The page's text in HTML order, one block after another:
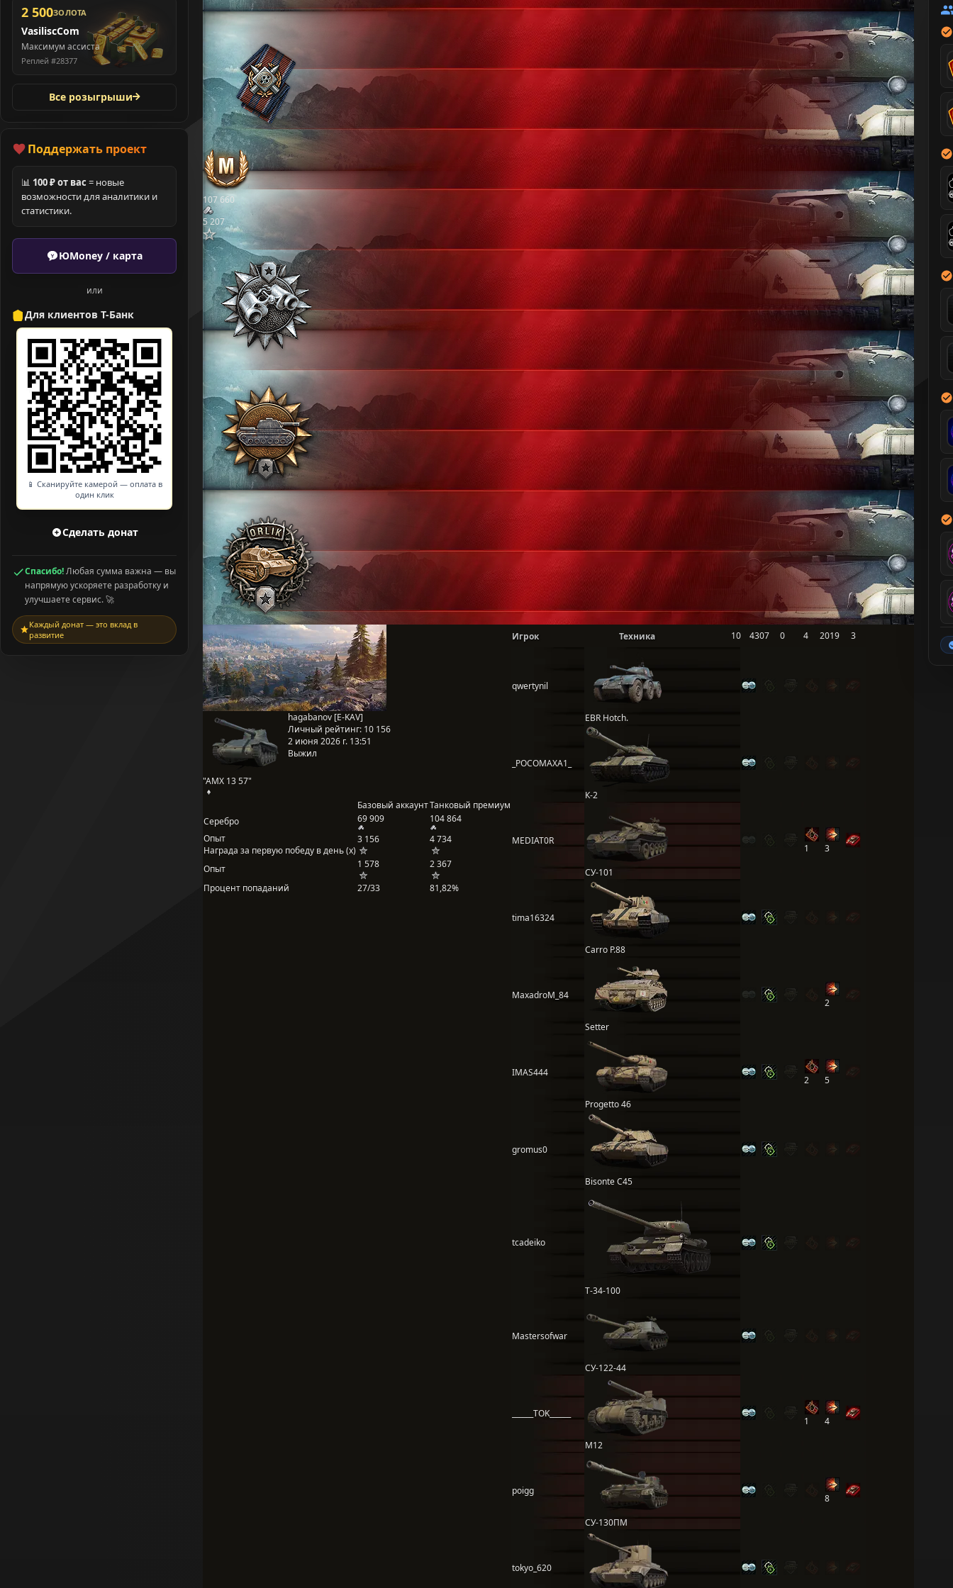
2 500ЗОЛОТА
VasiliscCom
Максимум ассиста
Реплей #28377
Все розыгрыши
Поддержать проект
📊 100 ₽ от вас = новые
возможности для аналитики и
статистики.
ЮMoney / карта
или
Для клиентов Т-Банк
📱 Сканируйте камерой — оплата в
один клик
Сделать донат
Спасибо!Любая сумма важна — вы
напрямую ускоряете разработку и
улучшаете сервис. 🚀
Каждый донат — это вклад в
развитие
107 660
5 207
"AMX 13 57"
hagabanov [E-KAV]
Личный рейтинг: 10 156
2 июня 2026 г. 13:51
Выжил
Базовый аккаунтТанковый премиум
Серебро
69 909
104 864
Опыт
Награда за первую победу в день (x)
3 156 4 734
Опыт 1 578
2 367
Процент попаданий
27/33 81,82%
Игрок Техника 10 4307 0 4 2019 3
qwertynil
EBR Hotch.
_POCOMAXA1_
К-2
MEDIAT0R
СУ-101
1 3
tima16324
Carro P.88
MaxadroM_84
Setter
2
IMAS444
Progetto 46
2 5
gromus0
Bisonte C45
tcadeiko
Т-34-100
Mastersofwar
СУ-122-44
______TOK______
M12
1 4
poigg
СУ-130ПМ
8
tokyo_620